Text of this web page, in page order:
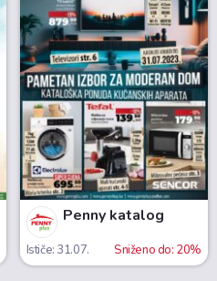
Penny katalog
Ističe: 31.07. Sniženo do: 20%